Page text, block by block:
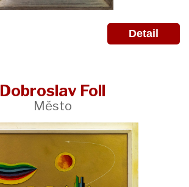
Detail
Dobroslav Foll
Město